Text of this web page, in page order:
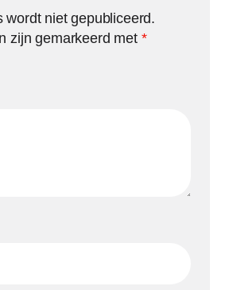
wordt niet gepubliceerd.
zijn gemarkeerd met *